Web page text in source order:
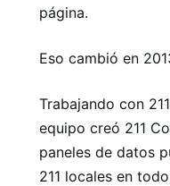
página.
Eso cambió en
Trabajando con
equipo creó 211
paneles de datos
211 locales en